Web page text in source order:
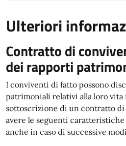
Ulteriori
Contratto di
dei rapporti
I conviventi di fatto possono
patrimoniali relativi alla loro vita
sottoscrizione di un contratto di
avere le seguenti
anche in caso di successive